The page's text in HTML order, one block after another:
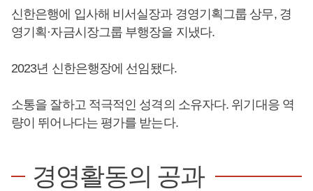
신한은행에 입사해 비서실장과 경영기획그룹 상무, 경
영기획·자금시장그룹 부행장을 지냈다.
2023년 신한은행장에 선임됐다.
소통을 잘하고 적극적인 성격의 소유자다. 위기대응 역
량이 뛰어나다는 평가를 받는다.
경영활동의 공과